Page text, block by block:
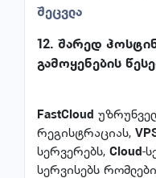
შეცვლა
12. შარედ
გამოყენების
FastCloud
რეგისტრაციას,
სერვერებს, Cloud-
სერვისებს